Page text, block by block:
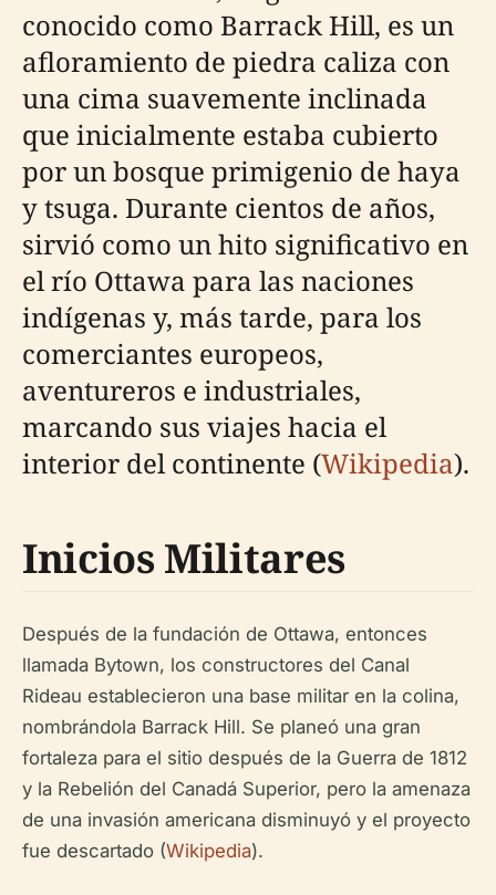
conocido como Barrack Hill, es un
afloramiento de piedra caliza con
una cima suavemente inclinada
que inicialmente estaba cubierto
por un bosque primigenio de haya
y tsuga. Durante cientos de años,
sirvió como un hito significativo en
el río Ottawa para las naciones
indígenas y, más tarde, para los
comerciantes europeos,
aventureros e industriales,
marcando sus viajes hacia el
interior del continente (Wikipedia).
Inicios Militares
Después de la fundación de Ottawa, entonces
llamada Bytown, los constructores del Canal
Rideau establecieron una base militar en la colina,
nombrándola Barrack Hill. Se planeó una gran
fortaleza para el sitio después de la Guerra de 1812
y la Rebelión del Canadá Superior, pero la amenaza
de una invasión americana disminuyó y el proyecto
fue descartado (Wikipedia).